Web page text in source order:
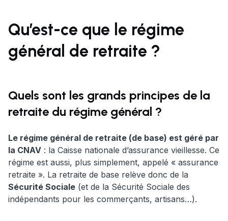
Qu’est-ce que le régime
général de retraite ?
Quels sont les grands principes de la
retraite du régime général ?
Le régime général de retraite (de base) est géré par
la CNAV : la Caisse nationale d’assurance vieillesse. Ce
régime est aussi, plus simplement, appelé « assurance
retraite ». La retraite de base relève donc de la
Sécurité Sociale (et de la Sécurité Sociale des
indépendants pour les commerçants, artisans…).